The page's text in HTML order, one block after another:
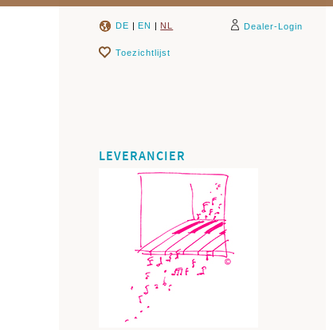
DE | EN | NL Dealer-Login
Toezichtlijst
LEVERANCIER